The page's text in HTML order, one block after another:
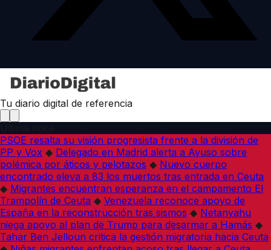
Tu diario digital de referencia
PSOE resalta su visión progresista frente a la división de
PP y Vox ◆ Delegado en Madrid alerta a Ayuso sobre
polémica por áticos y pelotazos ◆ Nuevo cuerpo
encontrado eleva a 83 los muertos tras entrada en Ceuta
◆ Migrantes encuentran esperanza en el campamento El
Trampolín de Ceuta ◆ Venezuela reconoce apoyo de
España en la reconstrucción tras sismos ◆ Netanyahu
niega apoyo al plan de Trump para desarmar a Hamás ◆
Tahar Ben Jelloun critica la gestión migratoria hacia Ceuta